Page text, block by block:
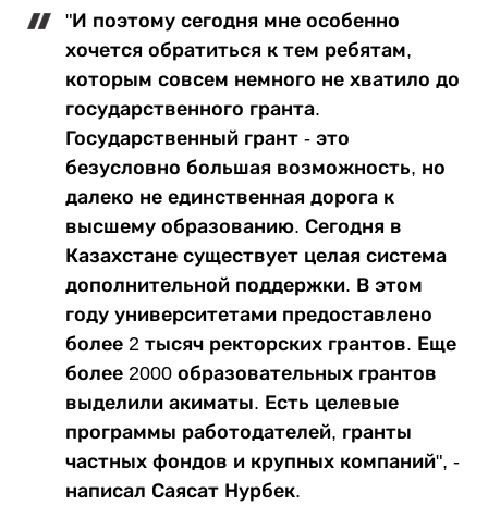
"И поэтому сегодня мне особенно
хочется обратиться к тем ребятам,
которым совсем немного не хватило до
государственного гранта.
Государственный грант - это
безусловно большая возможность, но
далеко не единственная дорога к
высшему образованию. Сегодня в
Казахстане существует целая система
дополнительной поддержки. В этом
году университетами предоставлено
более 2 тысяч ректорских грантов. Еще
более 2000 образовательных грантов
выделили акиматы. Есть целевые
программы работодателей, гранты
частных фондов и крупных компаний", -
написал Саясат Нурбек.